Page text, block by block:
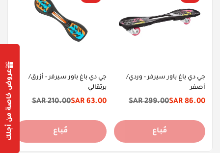
جي دي باغ باور سيرفر - وردي/
أصفر
سعر
86.00 SAR
السعر
299.00 SAR
مُباع
جي دي باغ باور سيرفر - أزرق/
برتقالي
سعر
63.00 SAR
السعر
210.00 SAR
مُباع
Confirm your age
No, I'm not
Yes, I am
عروض خاصة من أجلك